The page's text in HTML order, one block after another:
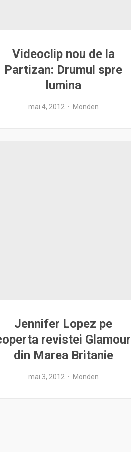
Videoclip nou de la
Partizan: Drumul spre
lumina
mai 4, 2012 Monden
Jennifer Lopez pe
revistei Glamour
din Marea Britanie
mai 3, 2012 Monden